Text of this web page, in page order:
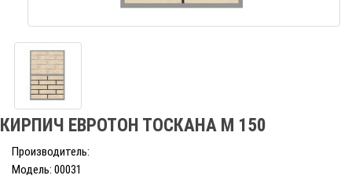
КИРПИЧ ЕВРОТОН ТОСКАНА М 150
Производитель:
Модель: 00031